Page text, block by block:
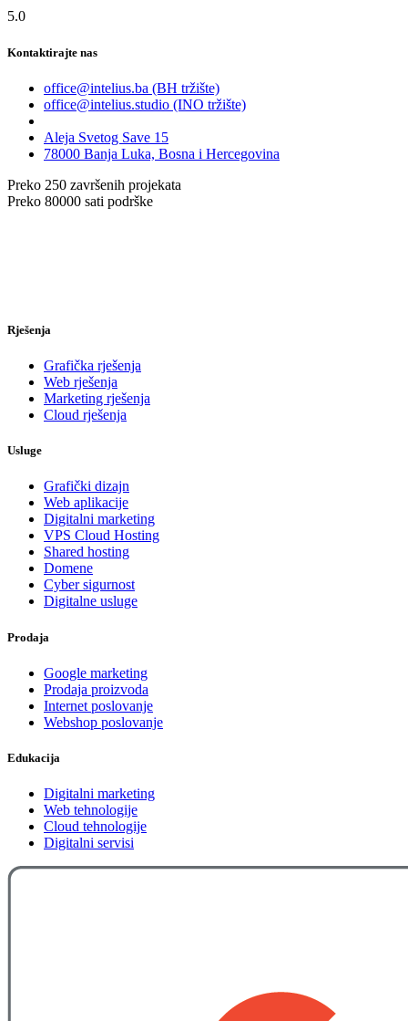
5.0
Kontaktirajte nas
office@intelius.ba (BH tržište)
office@intelius.studio (INO tržište)
Aleja Svetog Save 15
78000 Banja Luka, Bosna i Hercegovina
Preko 250 završenih projekata
Preko 80000 sati podrške
Rješenja
Grafička rješenja
Web rješenja
Marketing rješenja
Cloud rješenja
Usluge
Grafički dizajn
Web aplikacije
Digitalni marketing
VPS Cloud Hosting
Shared hosting
Domene
Cyber sigurnost
Digitalne usluge
Prodaja
Google marketing
Prodaja proizvoda
Internet poslovanje
Webshop poslovanje
Edukacija
Digitalni marketing
Web tehnologije
Cloud tehnologije
Digitalni servisi